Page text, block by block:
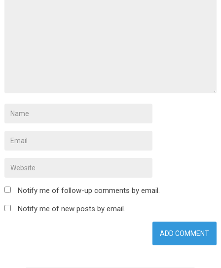
Notify me of follow-up comments by email.
Notify me of new posts by email.